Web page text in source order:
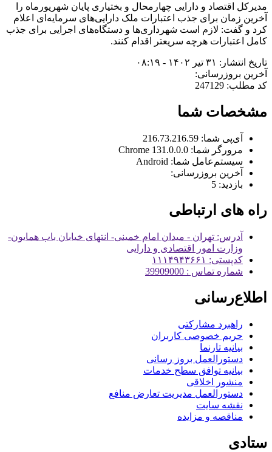
مدیرکل اقتصاد و دارایی چهارمحال و بختیاری پایان شهریورماه را
آخرین زمان برای جذب اعتبارات ملک دارایی‌های سرمایه‌ای اعلام
کرد و گفت: لازم است شهرداری‌ها و دستگاه‌های اجرایی برای جذب
کامل اعتبارات هرچه سریعتر اقدام کنند.
تاریخ انتشار: ۳۱ تیر ۱۴۰۲ - ۰۸:۱۹
آخرین بروزرسانی:
کد مطلب: 247129
مشخصات شما
آی‌پی شما: 216.73.216.59
مرورگر شما: 131.0.0.0 Chrome
سیستم‌عامل شما: Android
آخرین بروزرسانی:
بازدید: 5
راه های ارتباطی
آدرس: تهران - میدان امام خمینی- انتهای خیابان باب همایون-
وزارت امور اقتصادی و دارایی
کدپستی: ۱۱۱۴۹۴۳۶۶۱
شماره تماس : 39909000
اطلاع‌رسانی
راهبرد مشارکتی
حریم خصوصی کاربران
بیانیه تارنما
دستورالعمل بروز رسانی
بیانیه توافق سطح خدمات
منشور اخلاقی
دستورالعمل مدیریت تعارض منافع
نقشه سایت
مناقصه و مزایده
ستادی